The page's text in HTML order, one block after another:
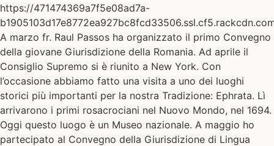
https://471474369a7f5e08ad7a-
A marzo fr. Raul Passos ha organizzato il primo Convegno
della giovane Giurisdizione della Romania. Ad aprile il
Consiglio Supremo si è riunito a New York. Con
l’occasione abbiamo fatto una visita a uno dei luoghi
storici più importanti per la nostra Tradizione: Ephrata. Lì
arrivarono i primi rosacrociani nel Nuovo Mondo, nel 1694.
Oggi questo luogo è un Museo nazionale. A maggio ho
partecipato al Convegno della Giurisdizione di Lingua